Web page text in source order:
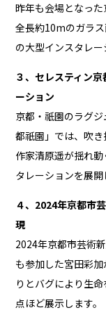
昨年も会場となっ
全長約10mのガラ
の大型インスタレー
３、セレスティン
ーション
京都・祇園のラグ
都祇園」では、吹
作家清原遥が揺れ
タレーションを展開
４、2024年京都市
現
2024年京都市芸術
も参加した宮田彩
りとバグにより生
点ほど展示します。